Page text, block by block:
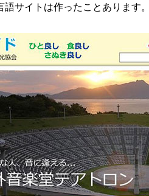
サイトは作ったことあります。